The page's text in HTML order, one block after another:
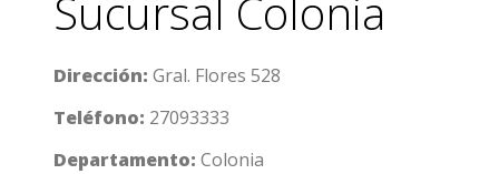
Sucursal Colonia
Dirección: Gral. Flores 528
Teléfono: 27093333
Departamento: Colonia